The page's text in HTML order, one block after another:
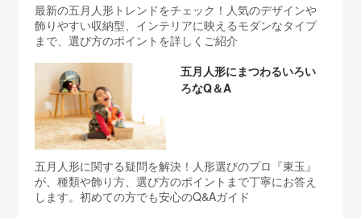
最新の五月人形トレンドをチェック！人気のデザインや
飾りやすい収納型、インテリアに映えるモダンなタイプ
まで、選び方のポイントを詳しくご紹介
五月人形にまつわるいろい
ろなQ＆A
五月人形に関する疑問を解決！人形選びのプロ『東玉』
が、種類や飾り方、選び方のポイントまで丁寧にお答え
します。初めての方でも安心のQ&Aガイド